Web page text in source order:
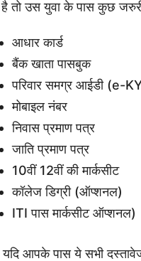
तो उस युवा के पास कुछ जरुरी
आधार कार्ड
बैंक खाता पासबुक
परिवार समग्र आईडी (e-
मोबाइल नंबर
निवास प्रमाण पत्र
जाति प्रमाण पत्र
10वीं 12वीं की मार्कसीट
कॉलेज डिग्री (ऑप्शनल)
ITI पास मार्कसीट ऑप्शनल)
यदि आपके पास ये सभी